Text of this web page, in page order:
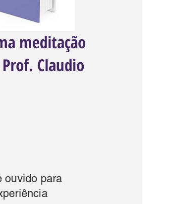
meditação
Claudio
ouvido para